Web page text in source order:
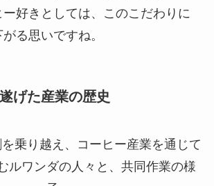
好きとしては、このこだわりに
る思いですね。
げた産業の歴史